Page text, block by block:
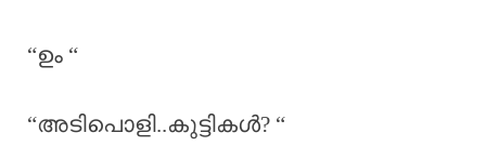
“ഉം “
“അടിപൊളി..കുട്ടികൾ? “